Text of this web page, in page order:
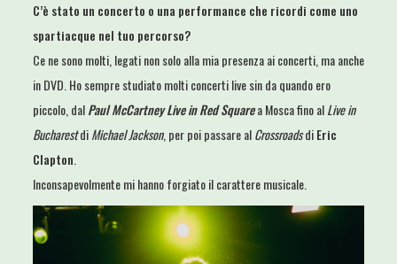
C’è stato un concerto o una performance che ricordi come uno
spartiacque nel tuo percorso?
Ce ne sono molti, legati non solo alla mia presenza ai concerti, ma anche
in DVD. Ho sempre studiato molti concerti live sin da quando ero
piccolo, dalPaul McCartney Live in Red Squarea Mosca fino alLive in
BucharestdiMichael Jackson, per poi passare alCrossroadsdiEric
Clapton.
Inconsapevolmente mi hanno forgiato il carattere musicale.